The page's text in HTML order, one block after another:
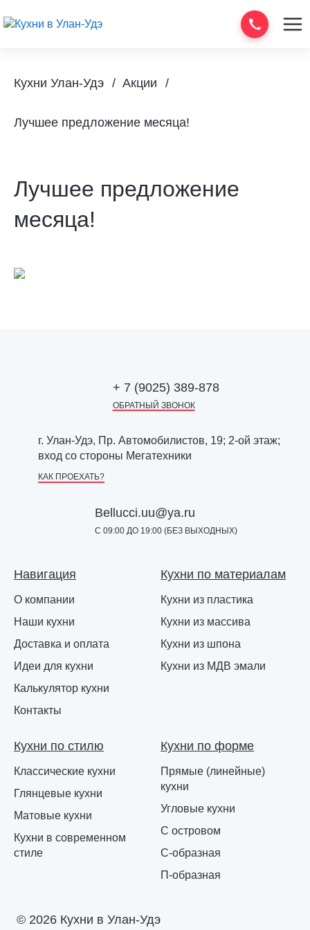
Кухни Улан-Удэ Акции
Лучшее предложение месяца!
Лучшее предложение
месяца!
+ 7 (9025) 389-878
ОБРАТНЫЙ ЗВОНОК
г. Улан-Удэ, Пр. Автомобилистов, 19; 2-ой этаж;
вход со стороны Мегатехники
КАК ПРОЕХАТЬ?
Bellucci.uu@ya.ru
С 09:00 ДО 19:00 (БЕЗ ВЫХОДНЫХ)
© 2026 Кухни в Улан-Удэ
Навигация
О компании
Наши кухни
Доставка и оплата
Идеи для кухни
Калькулятор кухни
Контакты
Кухни по материалам
Кухни из пластика
Кухни из массива
Кухни из шпона
Кухни из МДВ эмали
Кухни по стилю
Классические кухни
Глянцевые кухни
Матовые кухни
Кухни в современном
стиле
Кухни по форме
Прямые (линейные)
кухни
Угловые кухни
С островом
С-образная
П-образная